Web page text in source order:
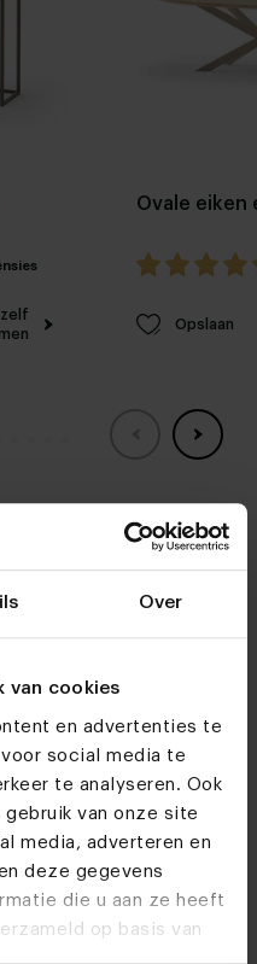
Over
van cookies
en advertenties te
social media te
te analyseren. Ook
van onze site
media, adverteren en
deze gegevens
die u aan ze heeft
op basis van
Ovale eiken
Opslaan